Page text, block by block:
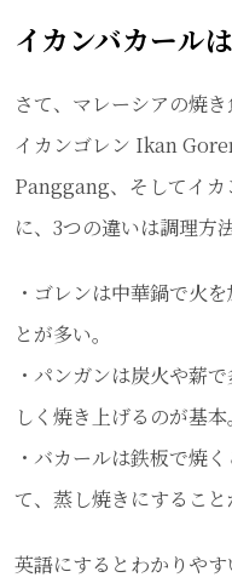
イカンバカール
さて、マレーシアの焼き
イカンゴレン Ikan
Panggang、そしてイカ
に、3つの違いは調理方
・ゴレンは中華鍋で火
とが多い。
・パンガンは炭火や薪
しく焼き上げるのが基本。
・バカールは鉄板で焼
て、蒸し焼きにすること
英語にするとわかりや